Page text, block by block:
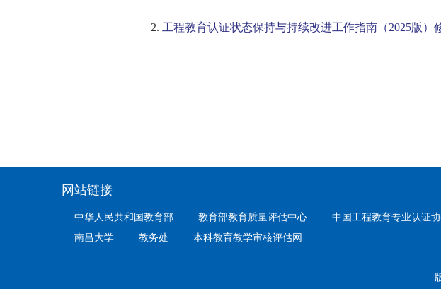
2. 工程教育认证状态保持与持续改进工作指南（2025版）
网站链接
中华人民共和国教育部 教育部教育质量评估中心 中国工程教育专业认证
南昌大学
教务处 本科教育教学审核评估网